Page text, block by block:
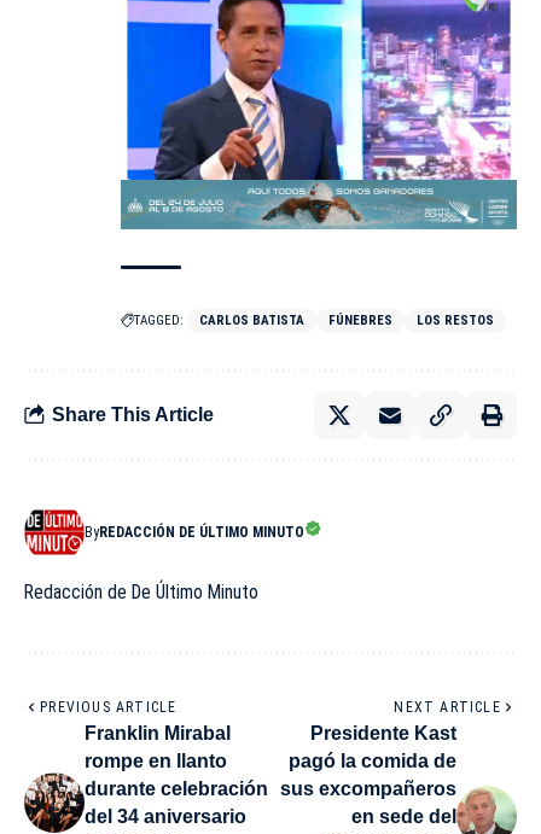
TAGGED: CARLOS BATISTA FÚNEBRES LOS RESTOS
Share This Article
ByREDACCIÓN DE ÚLTIMO MINUTO
Redacción de De Último Minuto
PREVIOUS ARTICLE
Franklin Mirabal
rompe en llanto
durante celebración
del 34 aniversario
NEXT ARTICLE
Presidente Kast
pagó la comida de
sus excompañeros
en sede del